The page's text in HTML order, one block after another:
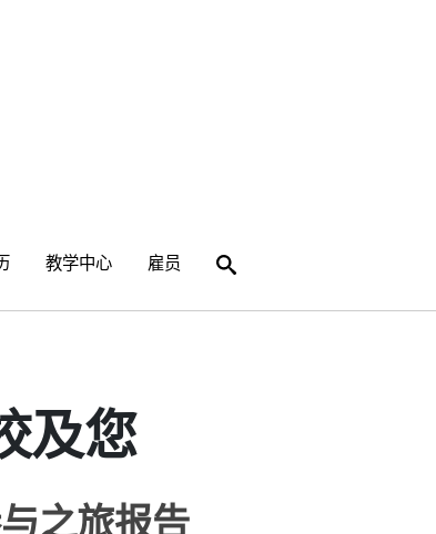
教学中心 雇员
搜索
及您
之旅报告